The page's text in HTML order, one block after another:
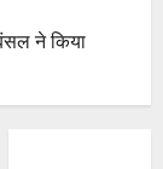
ने किया